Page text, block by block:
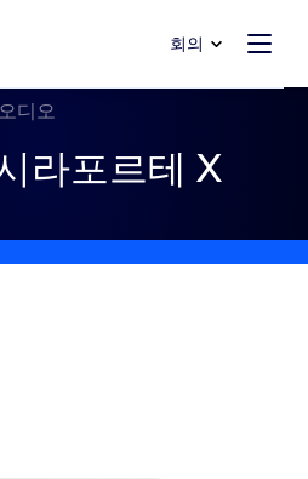
회의
오디오
라포르테 X